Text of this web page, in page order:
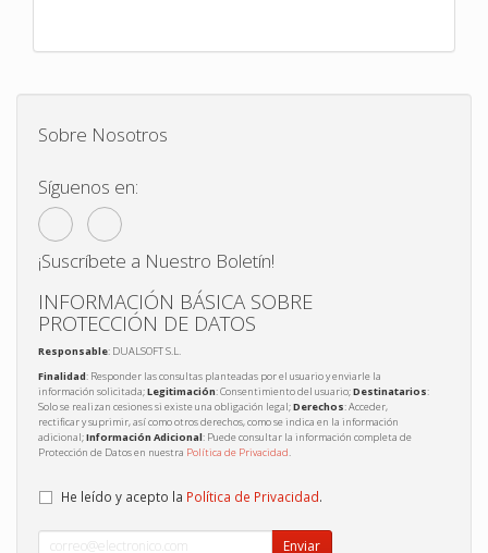
Sobre Nosotros
Síguenos en:
¡Suscríbete a Nuestro Boletín!
INFORMACIÓN BÁSICA SOBRE
PROTECCIÓN DE DATOS
Responsable: DUALSOFT S.L.
Finalidad: Responder las consultas planteadas por el usuario y enviarle la
información solicitada;Legitimación: Consentimiento del usuario;Destinatarios:
Solo se realizan cesiones si existe una obligación legal;Derechos: Acceder,
rectificar y suprimir, así como otros derechos, como se indica en la información
adicional;Información Adicional: Puede consultar la información completa de
Protección de Datos en nuestra Política de Privacidad.
He leído y acepto la Política de Privacidad.
Enviar